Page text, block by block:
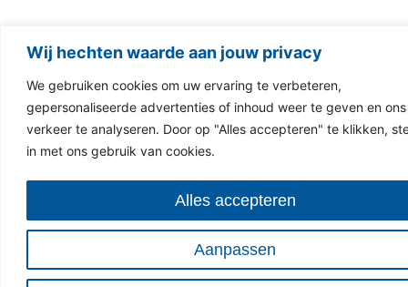
Wij hechten waarde aan jouw privacy
We gebruiken cookies om uw ervaring te verbeteren,
gepersonaliseerde advertenties of inhoud weer te geven en ons
verkeer te analyseren. Door op "Alles accepteren" te klikken,
in met ons gebruik van cookies.
Aanpassen
Alles accepteren